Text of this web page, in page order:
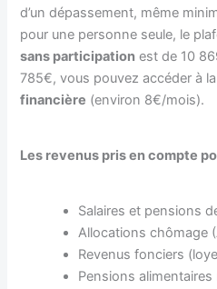
d’un dépassement, même
pour une personne seule, le
sans participation est de 10
785€, vous pouvez accéder à
financière (environ 8€/mois).
Les revenus pris en compte
Salaires et pensions
Allocations chômage
Revenus fonciers
Pensions alimentaires